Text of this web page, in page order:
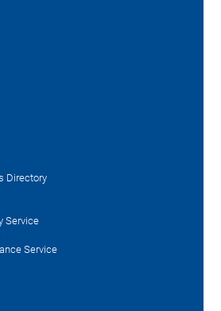
Directory
Service
Service